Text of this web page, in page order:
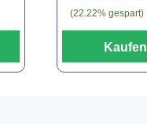
(22.22% gespart)
Kaufen